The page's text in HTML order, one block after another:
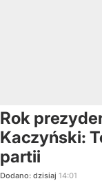
Rok
Kaczyński:
partii
Dodano: dzisiaj 14:01